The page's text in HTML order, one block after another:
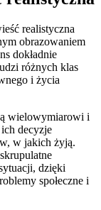
realistyczna
obrazowaniem
dokładnie
różnych klas
i życia
wielowymiarowi i
decyzje
w jakich żyją.
dzięki
społeczne i